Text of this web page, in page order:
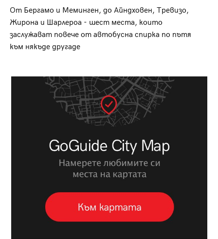
От Бергамо и Меминген, до Айндховен, Тревизо,
Жирона и Шарлероа - шест места, които
заслужават повече от автобусна спирка по пътя
към някъде другаде